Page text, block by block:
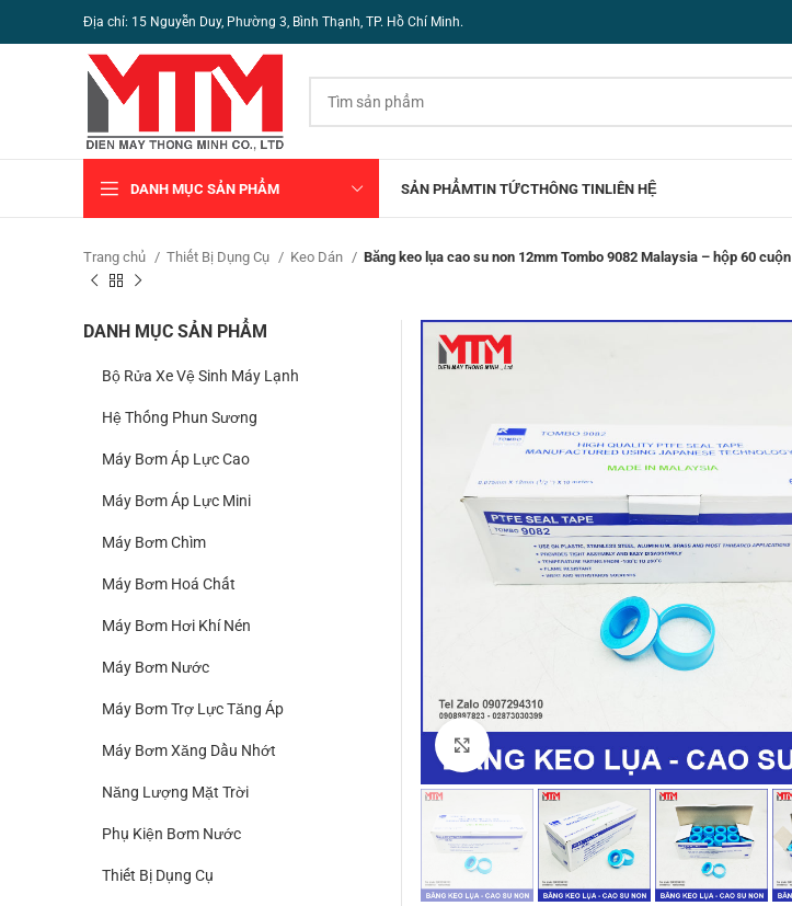
Địa chỉ: 15 Nguyễn Duy, Phường 3, Bình Thạnh, TP. Hồ Chí Minh.
DANH MỤC SẢN PHẨM SẢN PHẨMTIN TỨCTHÔNG TINLIÊN HỆ
Trang chủ Thiết Bị Dụng Cụ Keo Dán Băng keo lụa cao su non 12mm Tombo 9082 Malaysia – hộp 60 cuộn
Click to enlarge
DANH MỤC SẢN PHẨM
Bộ Rửa Xe Vệ Sinh Máy Lạnh
Hệ Thống Phun Sương
Máy Bơm Áp Lực Cao
Máy Bơm Áp Lực Mini
Máy Bơm Chìm
Máy Bơm Hoá Chất
Máy Bơm Hơi Khí Nén
Máy Bơm Nước
Máy Bơm Trợ Lực Tăng Áp
Máy Bơm Xăng Dầu Nhớt
Năng Lượng Mặt Trời
Phụ Kiện Bơm Nước
Thiết Bị Dụng Cụ